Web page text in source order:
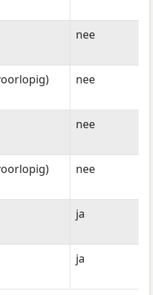
nee
nee
nee
nee
ja
ja